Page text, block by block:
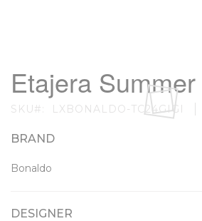
the
end
the
gallery
the
beginning
the
gallery
Etajera Summer
SKU LXBONALDO-TC24GIGI
BRAND
Bonaldo
DESIGNER